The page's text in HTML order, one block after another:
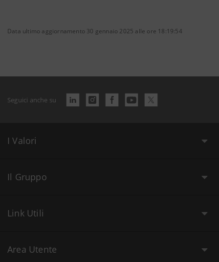
Data ultimo aggiornamento 30 gennaio 2025 alle ore 18:19:54
Seguici anche su
I Valori
Il Gruppo
Link Utili
Area Utente